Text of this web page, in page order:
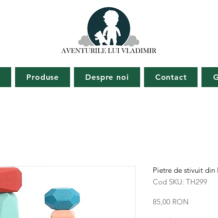
Produse Despre noi Contact
Pietre de stivuit din
Cod SKU: TH299
85,00 RON